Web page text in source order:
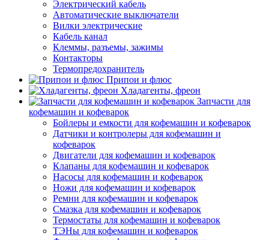
Электрический кабель
Автоматические выключатели
Вилки электрические
Кабель канал
Клеммы, разъемы, зажимы
Контакторы
Термопредохранитель
Припои и флюс
Хладагенты, фреон
Запчасти для
кофемашин и кофеварок
Бойлеры и емкости для кофемашин и кофеварок
Датчики и контролеры для кофемашин и
кофеварок
Двигатели для кофемашин и кофеварок
Клапаны для кофемашин и кофеварок
Насосы для кофемашин и кофеварок
Ножи для кофемашин и кофеварок
Ремни для кофемашин и кофеварок
Смазка для кофемашин и кофеварок
Термостаты для кофемашин и кофеварок
ТЭНы для кофемашин и кофеварок